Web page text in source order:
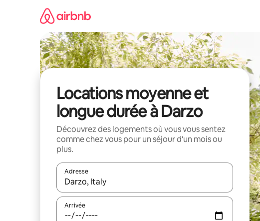
Locations moyenne et
longue durée à Darzo
Découvrez des logements où vous vous sentez
comme chez vous pour un séjour d'un mois ou
plus.
Adresse
Lorsque les résultats s'affichent, utilisez les flèches vers le
Arrivée